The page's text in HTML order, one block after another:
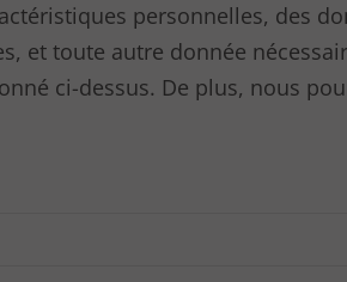
personnelles, des
et toute autre donnée
ci-dessus. De plus, nous